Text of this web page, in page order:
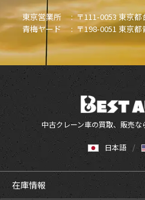
東京営業所 : 〒111-0053 東京
青梅ヤード : 〒198-0051 東京
中古クレーン車の買取、販売
日本語
在庫情報